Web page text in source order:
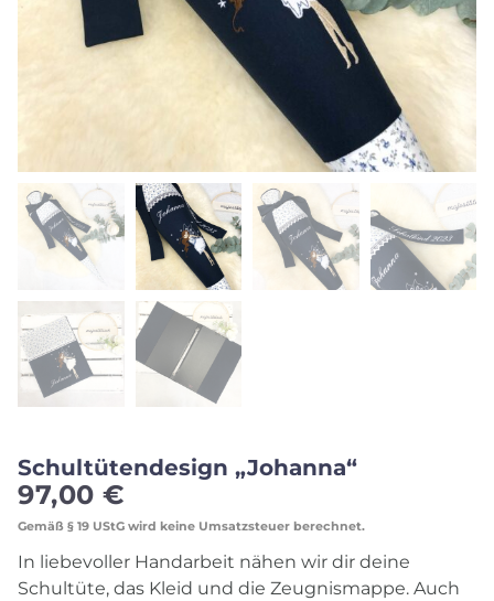
Schultütendesign „Johanna“
97,00 €
Gemäß § 19 UStG wird keine Umsatzsteuer berechnet.
In liebevoller Handarbeit nähen wir dir deine
Schultüte, das Kleid und die Zeugnismappe. Auch